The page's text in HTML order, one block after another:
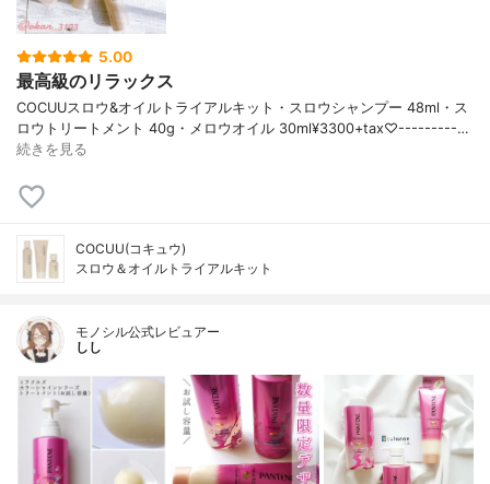
5.00
最高級のリラックス
COCUUスロウ&オイルトライアルキット・スロウシャンプー 48ml・ス
ロウトリートメント 40g・メロウオイル 30ml¥3300+tax♡---------…
続きを見る
COCUU(コキュウ)
スロウ＆オイルトライアルキット
モノシル公式レビュアー
しし